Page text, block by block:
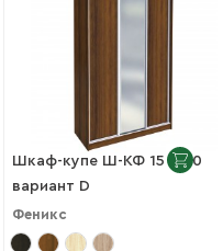
Шкаф-купе Ш-КФ 15-450
вариант D
Феникс